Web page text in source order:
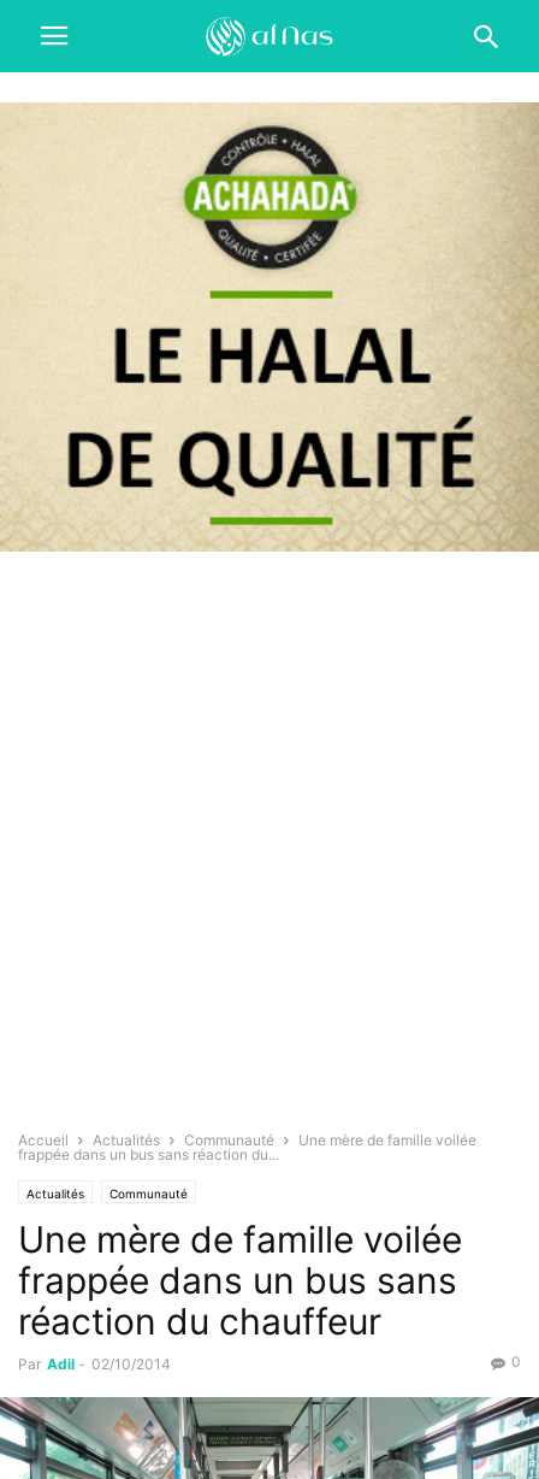
Accueil Actualités Communauté
Une mère de famille voilée
frappée dans un bus sans réaction du...
Actualités Communauté
Une mère de famille voilée
frappée dans un bus sans
réaction du chauffeur
Par Adil - 02/10/2014 0